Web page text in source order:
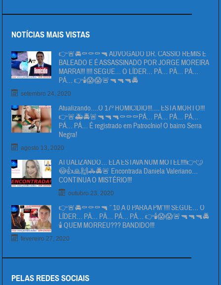
NOTÍCIAS MAIS VISTAS
👉🚨🚔⚰⚰⚰🔫 ADVOGADO DR. CÁSSIO REMIS É
BALEADO E É ASSASSINADO POR JORGE MOREIRA
MARRA!!! !!!! SEGUE… O LÍDER… PÄ… PÄ… PÁ…
PÁ… 👉🕯😱😱🚨🔫🔫🔫🚔
setembro 24, 2020
Atualizando….O 17º HOMICIDIO!!!…. ESTA MORTO!!!
👉🚨🚑🚔🚨🔫🔫🔫⚰⚰⚰PÁ… PÁ… PÁ… PÁ…
PÁ… PÁ… É registrado em Patrocínio! O bairro Serra
Negra!
agosto 13, 2020
ATUALIZANDO… ELA ESTAVA NUM MOTEL!!!!👉🙄
😳👍🙏🙌🚓🚔🚨 Encontrada Daniela Valeriano…
CONTINUA O MISTÉRIO!!!
outubro 23, 2020
👉🚨🚔⚰⚰⚰🔫 ” 10 Á 0 PARA A PM”!!!! SEGUE… O
LÍDER… PÄ… PÄ… PÁ… PÁ… 👉🕯😱😱🚨🔫🔫🔫🚔
🕯 QUEM MORREU??? BANDIDO!!!
fevereiro 27, 2020
PELAS REDES SOCIAIS